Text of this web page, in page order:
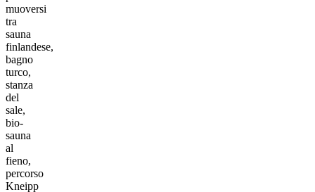
muoversi
tra
sauna
finlandese,
bagno
turco,
stanza
del
sale,
bio-
sauna
al
fieno,
percorso
Kneipp